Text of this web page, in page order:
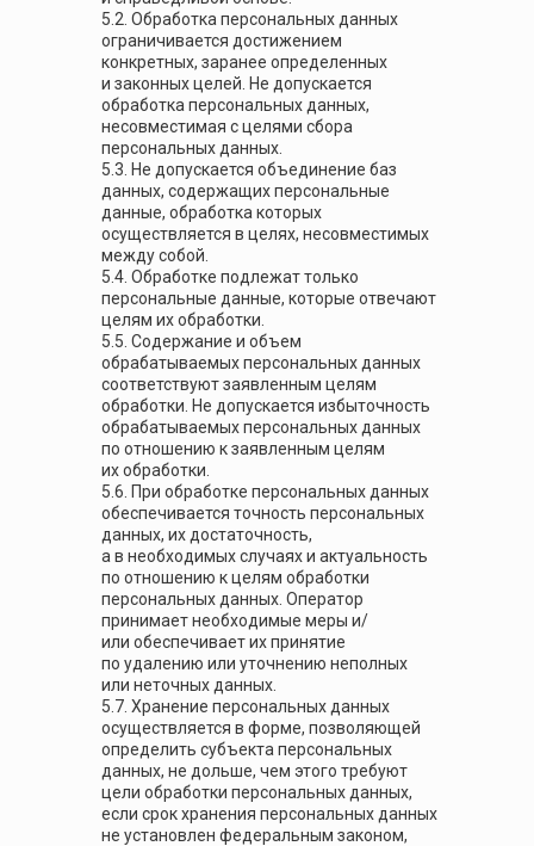
5.2. Обработка персональных данных
ограничивается достижением
конкретных, заранее определенных
и законных целей. Не допускается
обработка персональных данных,
несовместимая с целями сбора
персональных данных.
5.3. Не допускается объединение баз
данных, содержащих персональные
данные, обработка которых
осуществляется в целях, несовместимых
между собой.
5.4. Обработке подлежат только
персональные данные, которые отвечают
целям их обработки.
5.5. Содержание и объем
обрабатываемых персональных данных
соответствуют заявленным целям
обработки. Не допускается избыточность
обрабатываемых персональных данных
по отношению к заявленным целям
их обработки.
5.6. При обработке персональных данных
обеспечивается точность персональных
данных, их достаточность,
а в необходимых случаях и актуальность
по отношению к целям обработки
персональных данных. Оператор
принимает необходимые меры и/
или обеспечивает их принятие
по удалению или уточнению неполных
или неточных данных.
5.7. Хранение персональных данных
осуществляется в форме, позволяющей
определить субъекта персональных
данных, не дольше, чем этого требуют
цели обработки персональных данных,
если срок хранения персональных данных
не установлен федеральным законом,